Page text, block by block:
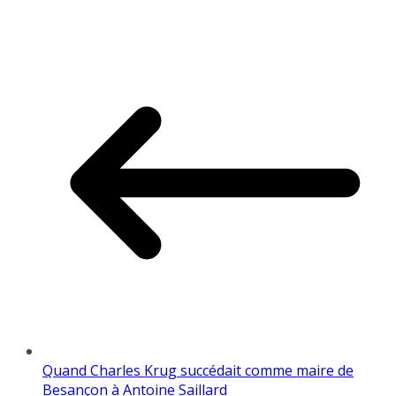
Quand Charles Krug succédait comme maire de
Besançon à Antoine Saillard